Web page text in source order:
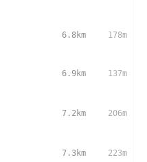
6.8km 178m
6.9km 137m
7.2km 206m
7.3km 223m